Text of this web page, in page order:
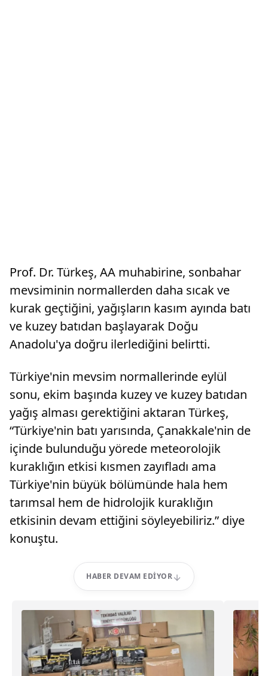
Prof. Dr. Türkeş, AA muhabirine, sonbahar
mevsiminin normallerden daha sıcak ve
kurak geçtiğini, yağışların kasım ayında batı
ve kuzey batıdan başlayarak Doğu
Anadolu'ya doğru ilerlediğini belirtti.
Türkiye'nin mevsim normallerinde eylül
sonu, ekim başında kuzey ve kuzey batıdan
yağış alması gerektiğini aktaran Türkeş,
“Türkiye'nin batı yarısında, Çanakkale'nin de
içinde bulunduğu yörede meteorolojik
kuraklığın etkisi kısmen zayıfladı ama
Türkiye'nin büyük bölümünde hala hem
tarımsal hem de hidrolojik kuraklığın
etkisinin devam ettiğini söyleyebiliriz.” diye
konuştu.
HABER DEVAM EDIYOR